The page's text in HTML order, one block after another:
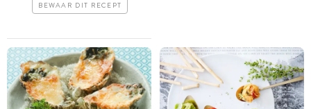
BEWAAR DIT RECEPT